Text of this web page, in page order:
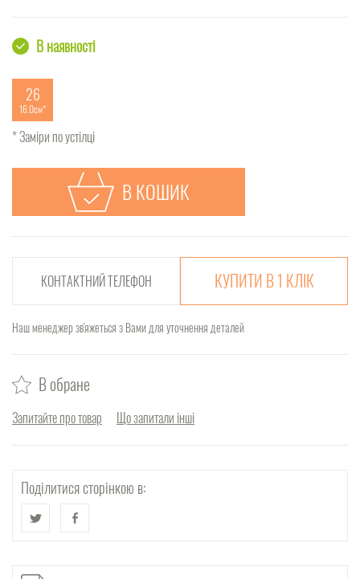
В наявності
26
16.0см
* Заміри по устілці
В КОШИК
КУПИТИ В 1 КЛІК
Наш менеджер зв'яжеться з Вами для уточнення деталей
В обране
Запитайте про товар Що запитали інші
Поділитися сторінкою в: